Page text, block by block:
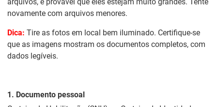
novamente com arquivos menores.
Dica: Tire as fotos em local bem iluminado. Certifique-se
que as imagens mostram os documentos completos, com
dados legíveis.
1. Documento pessoal